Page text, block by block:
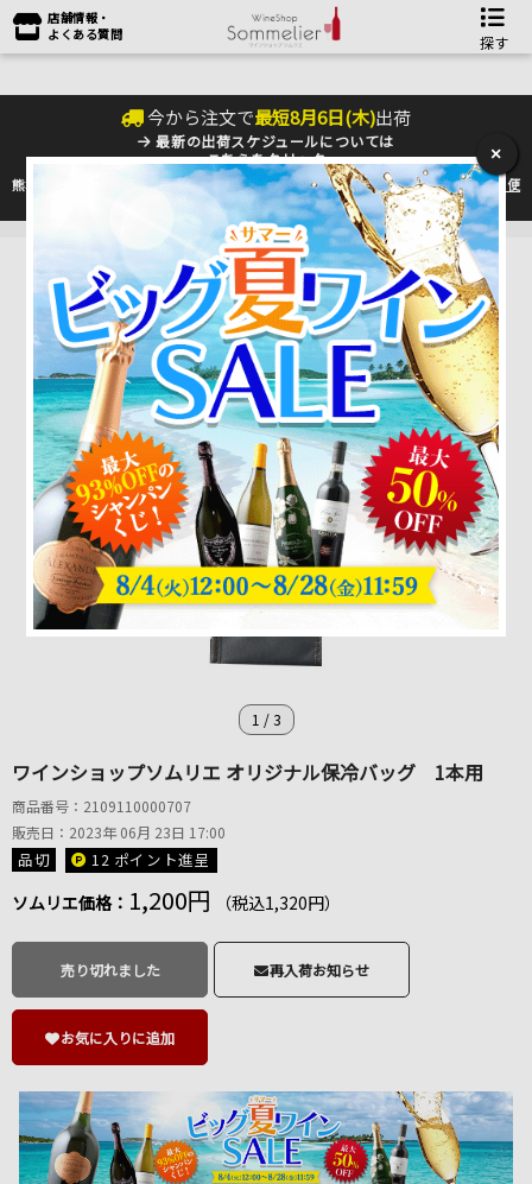
店舗情報・
よくある質問
探す
今から注文で最短8月6日(木)出荷
最新の出荷スケジュールについては
こちらをクリック
熊本地震の影響により九州への配送に遅れが生じております。最新情報は佐川急便
のHP
をご確認下さい。
1 /3
ワインショップソムリエ オリジナル保冷バッグ 1本用
商品番号：2109110000707
販売日：2023年 06月 23日 17:00
品切 12 ポイント進呈
ソムリエ価格： 1,200円 （税込1,320円）
売り切れました 再入荷お知らせ
お気に入りに追加
×